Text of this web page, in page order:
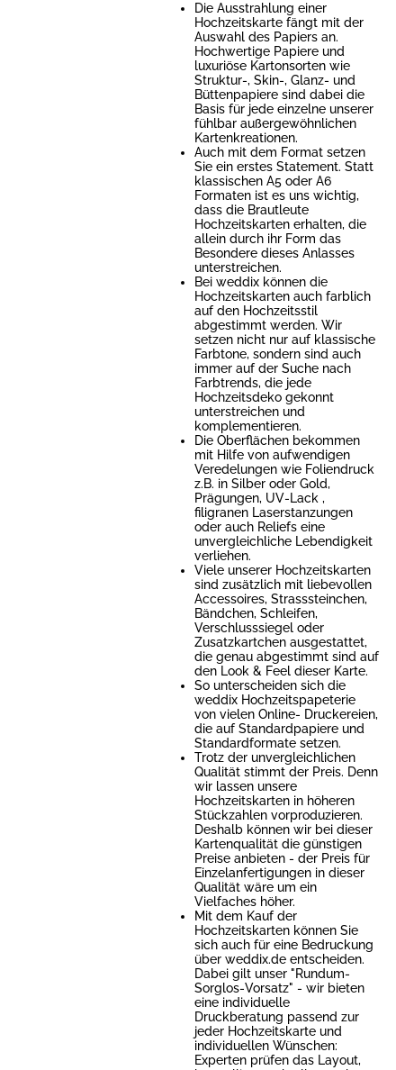
Die Ausstrahlung einer
Hochzeitskarte fängt mit der
Auswahl des Papiers an.
Hochwertige Papiere und
luxuriöse Kartonsorten wie
Struktur-, Skin-, Glanz- und
Büttenpapiere sind dabei die
Basis für jede einzelne unserer
fühlbar außergewöhnlichen
Kartenkreationen.
Auch mit dem Format setzen
Sie ein erstes Statement. Statt
klassischen A5 oder A6
Formaten ist es uns wichtig,
dass die Brautleute
Hochzeitskarten erhalten, die
allein durch ihr Form das
Besondere dieses Anlasses
unterstreichen.
Bei weddix können die
Hochzeitskarten auch farblich
auf den Hochzeitsstil
abgestimmt werden. Wir
setzen nicht nur auf klassische
Farbtone, sondern sind auch
immer auf der Suche nach
Farbtrends, die jede
Hochzeitsdeko gekonnt
unterstreichen und
komplementieren.
Die Oberflächen bekommen
mit Hilfe von aufwendigen
Veredelungen wie Foliendruck
z.B. in Silber oder Gold,
Prägungen, UV-Lack ,
filigranen Laserstanzungen
oder auch Reliefs eine
unvergleichliche Lebendigkeit
verliehen.
Viele unserer Hochzeitskarten
sind zusätzlich mit liebevollen
Accessoires, Strasssteinchen,
Bändchen, Schleifen,
Verschlusssiegel oder
Zusatzkartchen ausgestattet,
die genau abgestimmt sind auf
den Look & Feel dieser Karte.
So unterscheiden sich die
weddix Hochzeitspapeterie
von vielen Online- Druckereien,
die auf Standardpapiere und
Standardformate setzen.
Trotz der unvergleichlichen
Qualität stimmt der Preis. Denn
wir lassen unsere
Hochzeitskarten in höheren
Stückzahlen vorproduzieren.
Deshalb können wir bei dieser
Kartenqualität die günstigen
Preise anbieten - der Preis für
Einzelanfertigungen in dieser
Qualität wäre um ein
Vielfaches höher.
Mit dem Kauf der
Hochzeitskarten können Sie
sich auch für eine Bedruckung
über weddix.de entscheiden.
Dabei gilt unser "Rundum-
Sorglos-Vorsatz" - wir bieten
eine individuelle
Druckberatung passend zur
jeder Hochzeitskarte und
individuellen Wünschen:
Experten prüfen das Layout,